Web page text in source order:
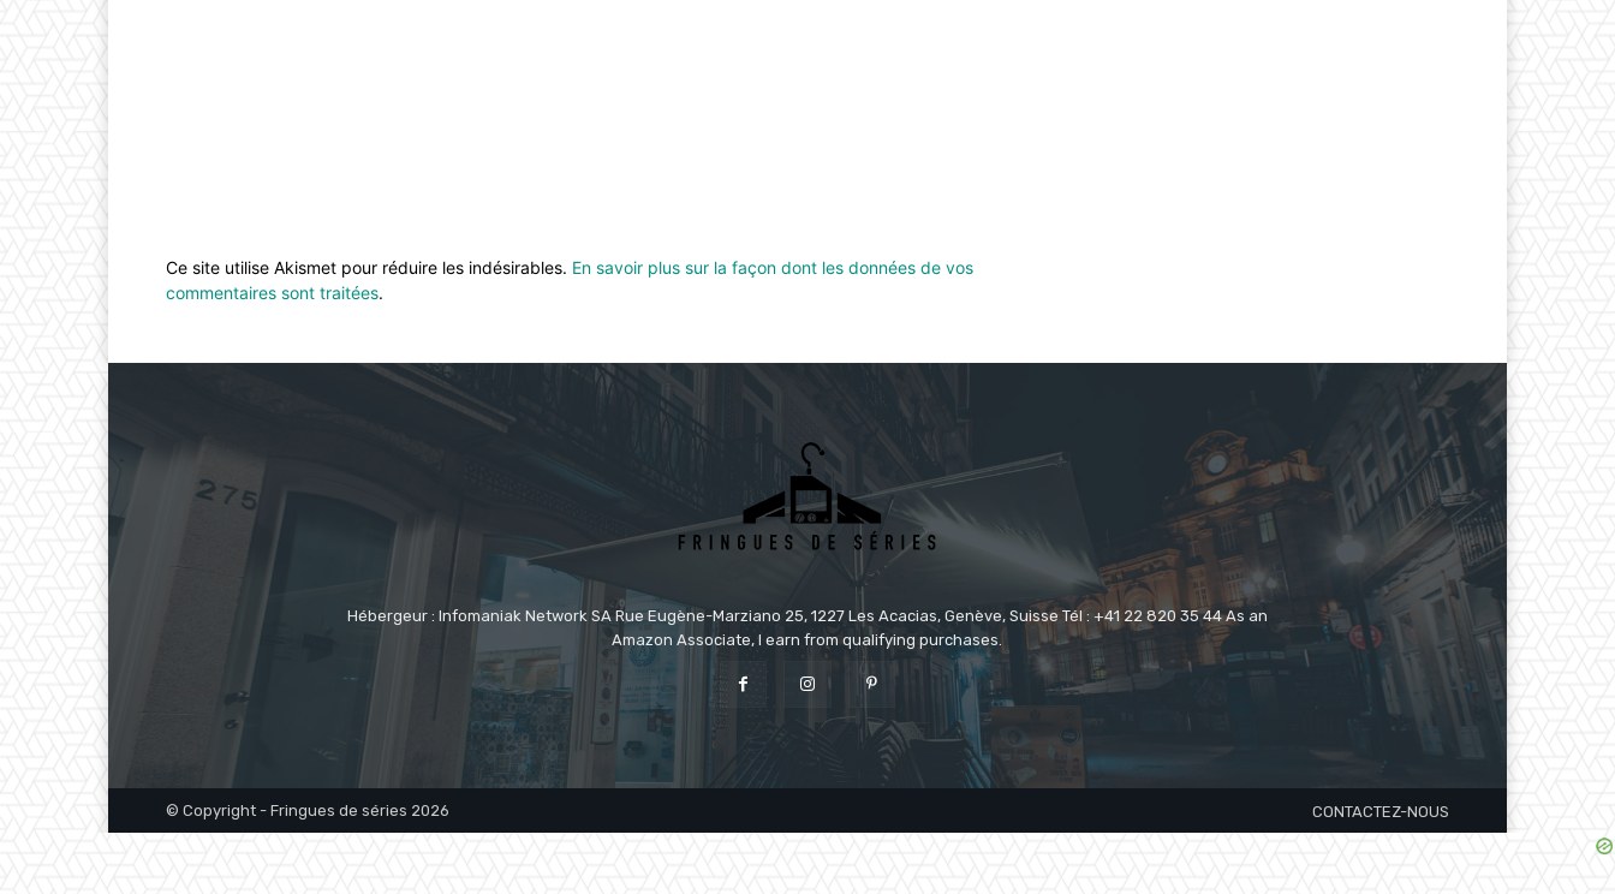
Ce site utilise Akismet pour réduire les indésirables. En savoir plus sur la façon dont les données de vos
commentaires sont traitées.
Hébergeur : Infomaniak Network SA Rue Eugène-Marziano 25, 1227 Les Acacias, Genève, Suisse Tél : +41 22 820 35 44 As an
Amazon Associate, I earn from qualifying purchases.
© Copyright - Fringues de séries 2026 CONTACTEZ-NOUS